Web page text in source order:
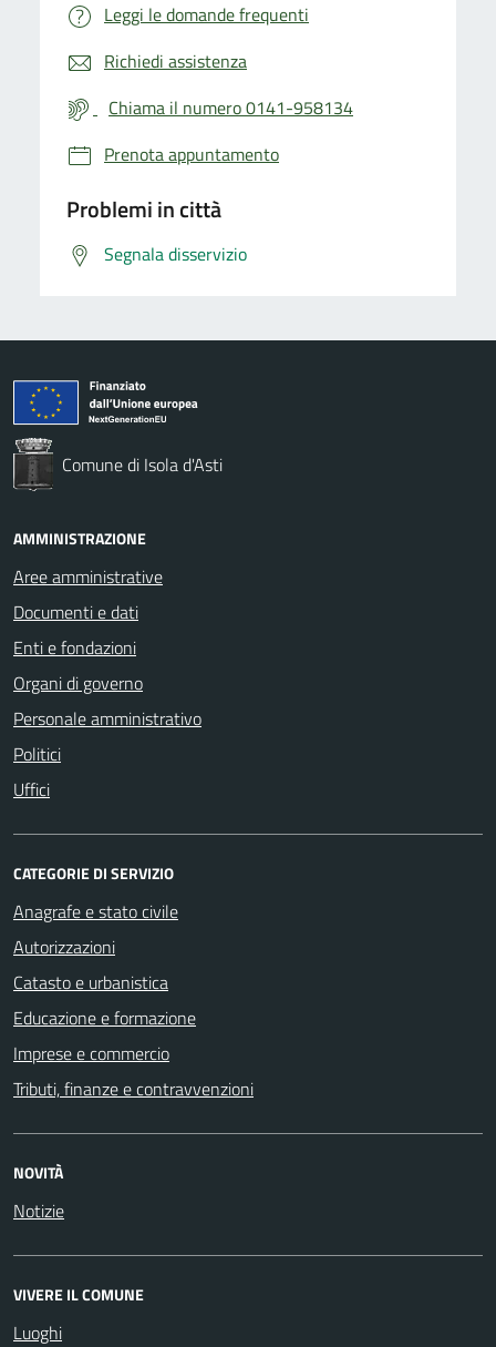
Leggi le domande frequenti
Richiedi assistenza
Chiama il numero 0141-958134
Prenota appuntamento
Problemi in città
Segnala disservizio
Comune di Isola d'Asti
AMMINISTRAZIONE
Aree amministrative
Documenti e dati
Enti e fondazioni
Organi di governo
Personale amministrativo
Politici
Uffici
CATEGORIE DI SERVIZIO
Anagrafe e stato civile
Autorizzazioni
Catasto e urbanistica
Educazione e formazione
Imprese e commercio
Tributi, finanze e contravvenzioni
NOVITÀ
Notizie
VIVERE IL COMUNE
Luoghi